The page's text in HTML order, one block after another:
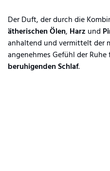
Der Duft, der durch die
ätherischen Ölen, Harz und
anhaltend und vermittelt der
angenehmes Gefühl der Ruhe
beruhigendenSchlaf.